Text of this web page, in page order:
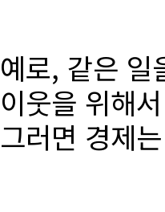
예로, 같은 일
이웃을 위해
그러면 경제